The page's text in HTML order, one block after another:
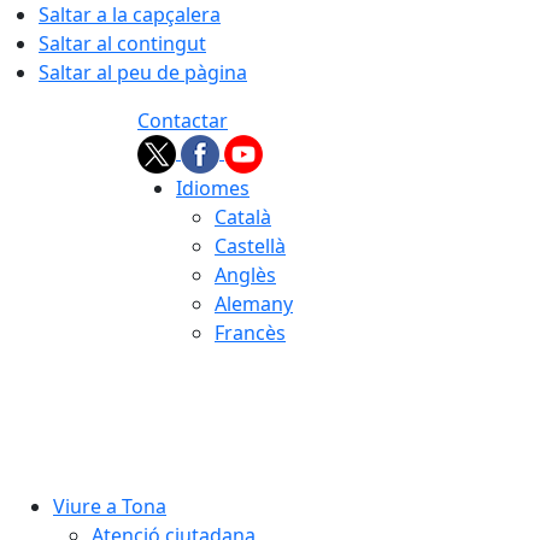
Saltar a la capçalera
Saltar al contingut
Saltar al peu de pàgina
Contactar
Idiomes
Català
Castellà
Anglès
Alemany
Francès
Viure a Tona